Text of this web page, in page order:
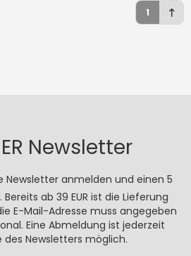
1
Newsletter
Newsletter anmelden und einen 5
ab 39 EUR ist die Lieferung
E-Mail-Adresse muss angegeben
Eine Abmeldung ist jederzeit
des Newsletters möglich.